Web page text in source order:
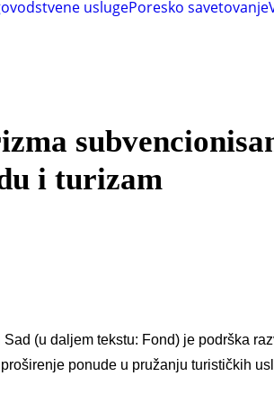
uslugePoresko savetovanje
i turizam
(u daljem tekstu: Fond) je podrška
ponude u pružanju turističkih